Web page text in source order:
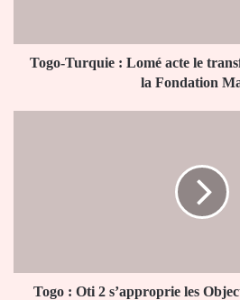
turque
Togo-Turquie : Lomé acte le
la Fondation
durable
Togo : Oti 2 s’approprie les